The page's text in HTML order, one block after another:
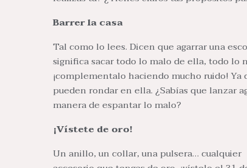
Barrer la casa
Tal como lo lees. Dicen que agarrar una
significa sacar todo lo malo de ella, todo lo
¡complementalo haciendo mucho ruido!
pueden rondar en ella. ¿Sabías que lanzar
manera de espantar lo malo?
¡Vístete de oro!
Un anillo, un collar, una pulsera… cualquier